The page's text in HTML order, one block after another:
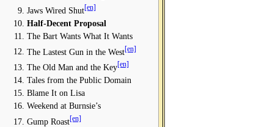
Jaws Wired Shut[en]
Half-Decent Proposal
The Bart Wants What It Wants
The Lastest Gun in the West[en]
The Old Man and the Key [en]
Tales from the Public Domain
Blame It on Lisa
Weekend at Burnsie’s
Gump Roast[en]